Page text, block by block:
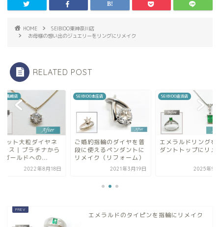
HOME
SEIBIDO東神奈川店
お母様の想い出のジュエリーをリングにリメイク
RELATED POST
本庄店
約指輪のダイヤを普
使えるペンダントに
ク（リフォーム）
2021年3月19日
SEIBIDO追浜店
エメラルドリングをペン
ダントトップにリメイク
2025年9月29日
SEIBIDO高崎店
2カラット大粒ダイ
ックレス | プラチナ
2022年8
エメラルドのタイピンを指輪にリメイク